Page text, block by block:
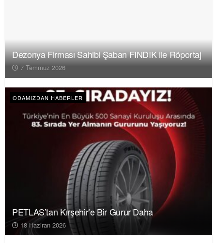
Dezonya Firması Sahibi Şaban FINDIK ile Röportaj
7 Temmuz 2026
ODAMIZDAN HABERLER
PETLAS’tan Kırşehir’e Bir Gurur Daha
18 Haziran 2026